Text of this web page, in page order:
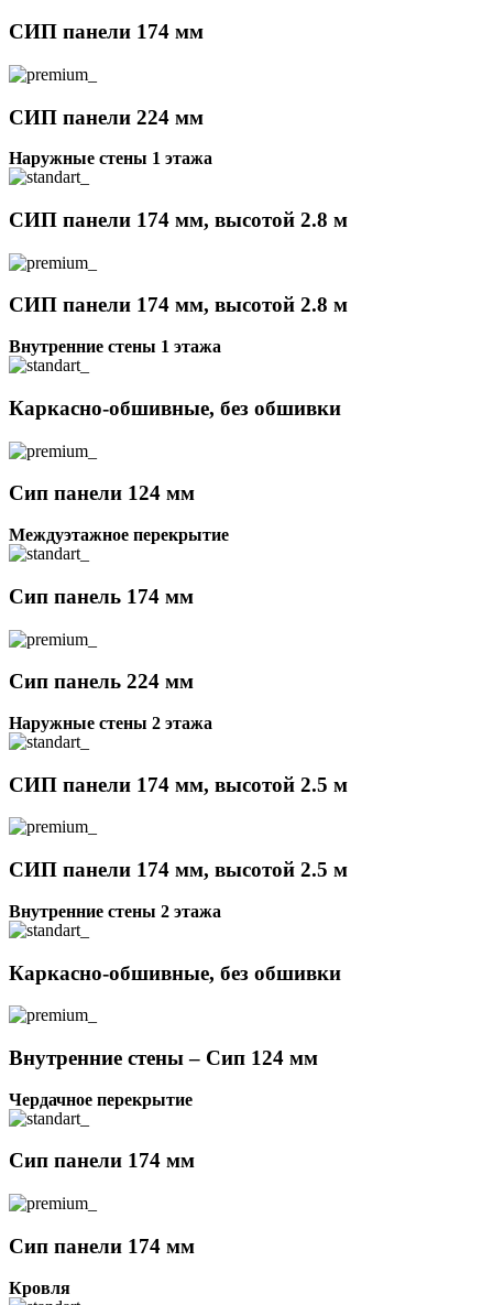
СИП панели 174 мм
СИП панели 224 мм
Наружные стены 1 этажа
СИП панели 174 мм, высотой 2.8 м
СИП панели 174 мм, высотой 2.8 м
Внутренние стены 1 этажа
Каркасно-обшивные, без обшивки
Сип панели 124 мм
Междуэтажное перекрытие
Сип панель 174 мм
Сип панель 224 мм
Наружные стены 2 этажа
СИП панели 174 мм, высотой 2.5 м
СИП панели 174 мм, высотой 2.5 м
Внутренние стены 2 этажа
Каркасно-обшивные, без обшивки
Внутренние стены – Сип 124 мм
Чердачное перекрытие
Сип панели 174 мм
Сип панели 174 мм
Кровля